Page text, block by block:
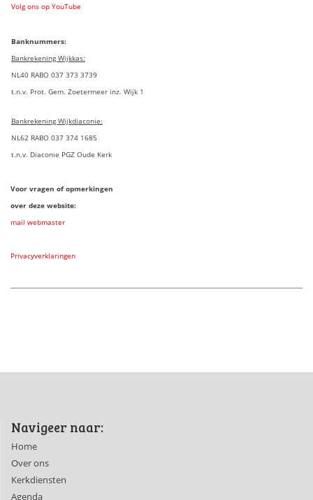
Volg ons op YouTube
Banknummers:
Bankrekening Wijkkas:
NL40 RABO 037 373 3739
t.n.v. Prot. Gem. Zoetermeer inz. Wijk 1
Bankrekening Wijkdiaconie:
NL62 RABO 037 374 1685
t.n.v. Diaconie PGZ Oude Kerk
Voor vragen of opmerkingen
over deze website:
mail webmaster
Privacyverklaringen
Navigeer naar:
Home
Over ons
Kerkdiensten
Agenda